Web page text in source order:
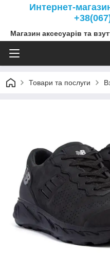
Интернет-
Магазин аксесуарів та
Товари та послуги